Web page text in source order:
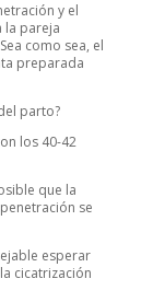
y el
la pareja
como sea, el
preparada
parto?
los 40-42
que la
se
esperar
cicatrización